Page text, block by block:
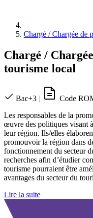
Chargé / Chargée de
Chargé /
tourisme local
Bac+3 | Code
Les responsables de la
œuvre des politiques visant
leur région. Ils/elles
promouvoir la région dans
fonctionnement du secteur
recherches afin d’étudier
tourisme pourraient être
avantages du secteur du
Lire la suite